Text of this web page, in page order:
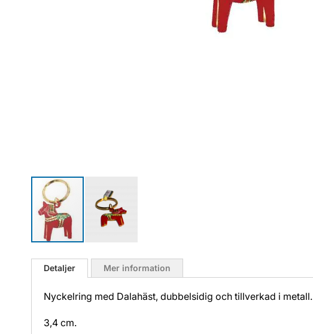
till
bildgalleriet
Detaljer
Nyckelring med Dalahäst, dubbelsidig och tillverkad i metall.
3,4 cm.
Mer information